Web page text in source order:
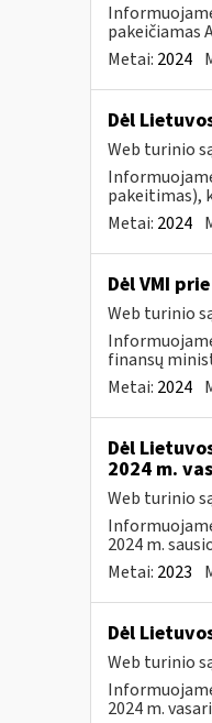
pakeičiamas
Metai: 2024
Dėl
Web turinio
pakeitimas),
Metai: 2024
Dėl VMI
Web turinio
finansų
Metai: 2024
Dėl
2024 m.
Web turinio
2024 m.
Metai: 2023
Dėl
Web turinio
2024 m.